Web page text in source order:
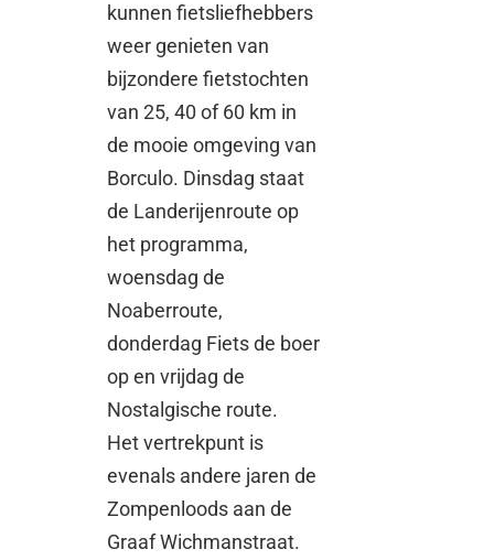
kunnen fietsliefhebbers
weer genieten van
bijzondere fietstochten
van 25, 40 of 60 km in
de mooie omgeving van
Borculo. Dinsdag staat
de Landerijenroute op
het programma,
woensdag de
Noaberroute,
donderdag Fiets de boer
op en vrijdag de
Nostalgische route.
Het vertrekpunt is
evenals andere jaren de
Zompenloods aan de
Graaf Wichmanstraat.